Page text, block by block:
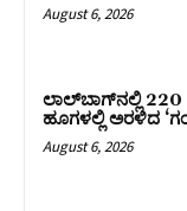
August 6, 2026
ಲಾಲ್‍ಬಾಗ್‍ನಲ್ಲಿ 220
ಹೂಗಳಲ್ಲಿ ಅರಳಿದ
August 6, 2026